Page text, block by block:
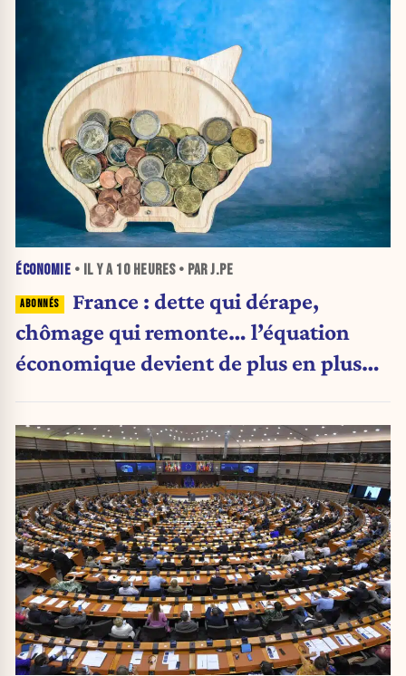
ÉCONOMIE • IL Y A 10 HEURES• PAR J.PE
France : dette qui dérape,
chômage qui remonte… l’équation
économique devient de plus en plus